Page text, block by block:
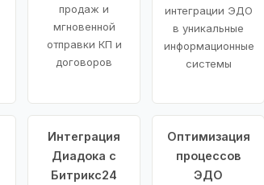
продаж и
мгновенной
отправки КП и
договоров
интеграции ЭДО
в уникальные
информационные
системы
Интеграция
Диадока с
Битрикс24
Оптимизация
процессов
ЭДО